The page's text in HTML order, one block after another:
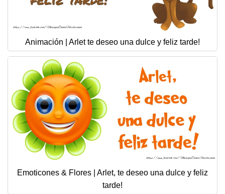
Animación | Arlet te deseo una dulce y feliz tarde!
Emoticones & Flores | Arlet, te deseo una dulce y feliz
tarde!